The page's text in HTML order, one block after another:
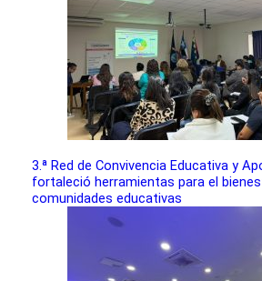
3.ª Red de Convivencia Educativa y
fortaleció herramientas para el
comunidades educativas